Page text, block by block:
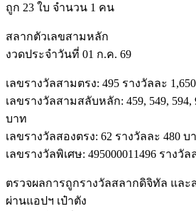
ถูก 23 ใบ จำนวน 1 คน
สลากตัวเลขสามหลัก
งวดประจำวันที่ 01 ก.ค. 69
เลขรางวัลสามตรง: 495 รางวัลละ
เลขรางวัลสามสลับหลัก: 459, 549, 594,
บาท
เลขรางวัลสองตรง: 62 รางวัลละ 480 บ
เลขรางวัลพิเศษ: 495000011496 รางวัล
ตรวจผลการถูกรางวัลสลากดิจิทัล และ
ผ่านแอปฯ เป๋าตัง